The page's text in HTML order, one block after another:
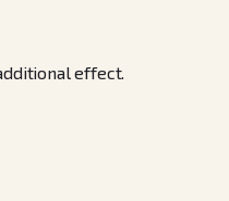
effect.